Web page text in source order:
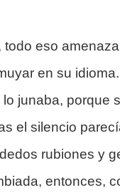
todo eso
en su idioma.
lo junaba, porque
el silencio
rubiones y
entonces,